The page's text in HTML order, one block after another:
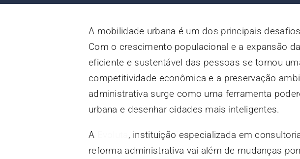
A mobilidade urbana é um dos principais
Com o crescimento populacional e a expansão
eficiente e sustentável das pessoas se tornou
competitividade econômica e a preservação
administrativa surge como uma ferramenta
urbana e desenhar cidades mais inteligentes.
A
, instituição especializada em
reforma administrativa vai além de mudanças